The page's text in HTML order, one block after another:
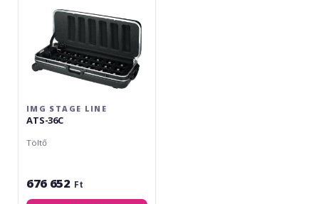
IMG STAGE LINE
ATS-36C
Töltő
676 652 Ft